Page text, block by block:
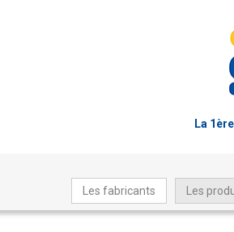
La
Les fabricants Les